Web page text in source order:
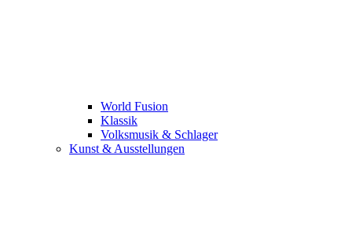
World Fusion
Klassik
Volksmusik & Schlager
Kunst & Ausstellungen